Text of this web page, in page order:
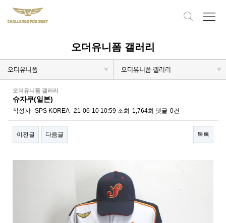
오더유니폼 갤러리
오더유니폼 오더유니폼 갤러리
오더유니폼 갤러리
슈자쿠(일본)
작성자 SPS KOREA 21-06-10 10:59 조회 1,764회 댓글 0건
이전글 다음글 목록
본문